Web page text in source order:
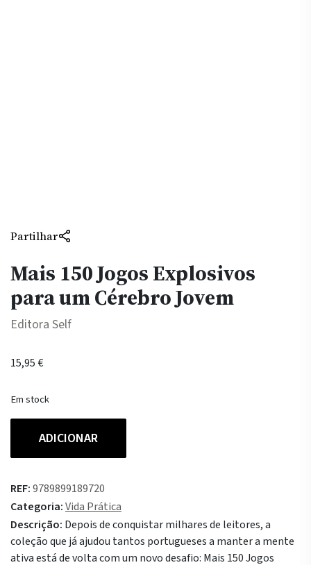
Partilhar
Mais 150 Jogos Explosivos
para um Cérebro Jovem
Editora Self
15,95€
Em stock
Mais
Jogos
Explosivos
para
um
Cérebro
ADICIONAR
REF:9789899189720
Categoria:Vida Prática
Descrição: Depois de conquistar milhares de leitores, a
coleção que já ajudou tantos portugueses a manter a mente
ativa está de volta com um novo desafio: Mais 150 Jogos